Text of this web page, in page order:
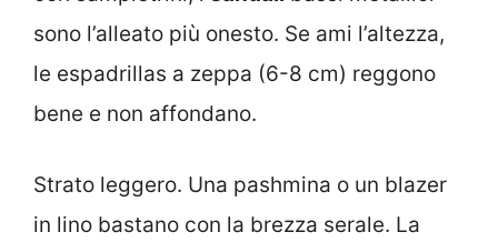
sono l’alleato più onesto. Se ami l’altezza,
le espadrillas a zeppa (6-8 cm) reggono
bene e non affondano.
Strato leggero. Una pashmina o un blazer
in lino bastano con la brezza serale. La